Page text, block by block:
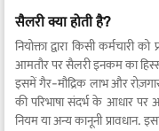
सैलरी क्या होती है?
नियोक्ता द्वारा किसी कर्मचारी
आमतौर पर सैलरी इनकम का
इसमें गैर-मौद्रिक लाभ और
की परिभाषा संदर्भ के आधार
नियम या अन्य कानूनी प्रावधान.